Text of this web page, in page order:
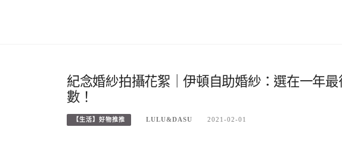
紀念婚紗拍攝花絮｜伊頓自助婚紗：選在一年
數！
【生活】好物推推 LULU&DASU 2021-02-01